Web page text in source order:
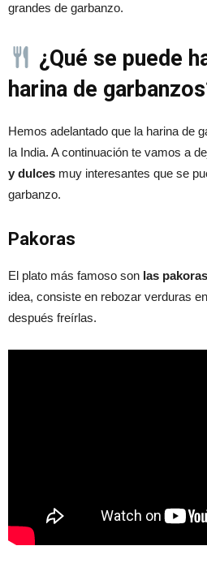
grandes de garbanzo.
¿Qué se puede
harina de
Hemos adelantado que la harina de
la India. A continuación te vamos a
y dulces muy interesantes que se
garbanzo.
Pakoras
El plato más famoso son las pakoras
idea, consiste en rebozar verduras
después freírlas.